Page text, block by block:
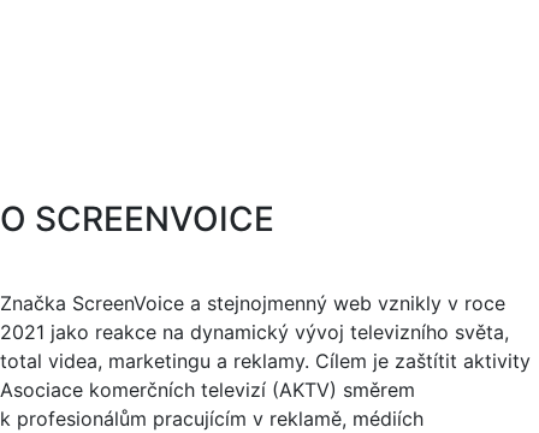
O SCREENVOICE
Značka ScreenVoice a stejnojmenný web vznikly v roce
2021 jako reakce na dynamický vývoj televizního světa,
total videa, marketingu a reklamy. Cílem je zaštítit aktivity
Asociace komerčních televizí (AKTV) směrem
k profesionálům pracujícím v reklamě, médiích